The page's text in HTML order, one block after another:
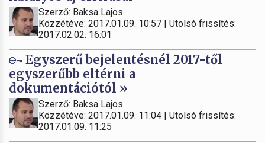
Szerző: Baksa Lajos
Közzétéve: 2017.01.09. 10:57 | Utolsó frissítés:
2017.02.02. 16:01
Egyszerű bejelentésnél 2017-től
egyszerűbb eltérni a
dokumentációtól »
Szerző: Baksa Lajos
Közzétéve: 2017.01.09. 11:04 | Utolsó frissítés:
2017.01.09. 11:25